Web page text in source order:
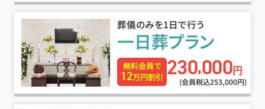
葬儀のみを1日で行う
一日葬プラン
無料会員で
12万円割引 230,000円
(会員税込253,000円)